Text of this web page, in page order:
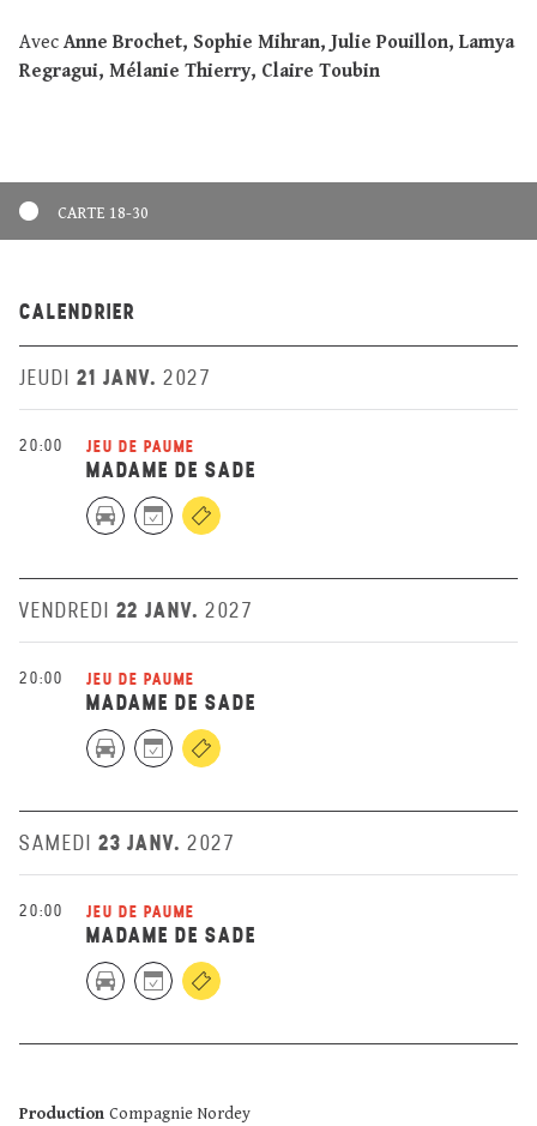
Avec Anne Brochet, Sophie Mihran, Julie Pouillon, Lamya
Regragui, Mélanie Thierry, Claire Toubin
CARTE 18-30
CALENDRIER
JEUDI 21 JANV. 2027
20:00 JEU DE PAUME
MADAME DE SADE
VENDREDI 22 JANV. 2027
20:00 JEU DE PAUME
MADAME DE SADE
SAMEDI 23 JANV. 2027
20:00 JEU DE PAUME
MADAME DE SADE
Production Compagnie Nordey